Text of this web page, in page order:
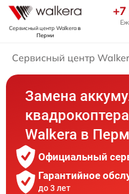
Сервисный центр Walkeraв
Перми
Сервисный центр
Замена
квадрокоптера
Walkera в
Официальный
Гарантийное
до 3 лет